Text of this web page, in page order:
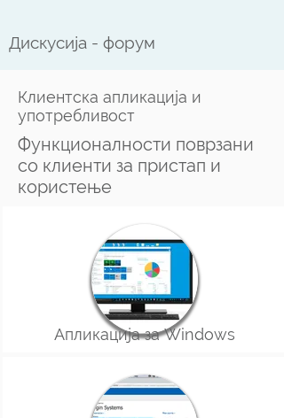
Дискусија - форум
Клиентска апликација и
употребливост
Функционалности поврзани
со клиенти за пристап и
користење
Апликација за Windows